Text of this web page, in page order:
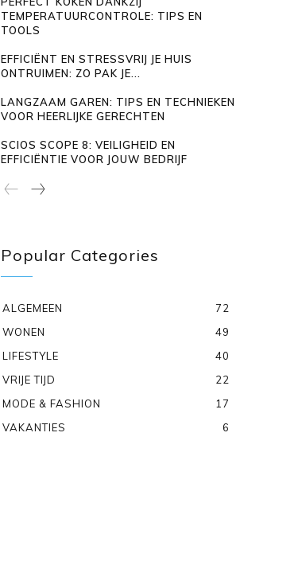
TEMPERATUURCONTROLE: TIPS EN
TOOLS
EFFICIËNT EN STRESSVRIJ JE HUIS
ONTRUIMEN: ZO PAK JE...
LANGZAAM GAREN: TIPS EN TECHNIEKEN
VOOR HEERLIJKE GERECHTEN
SCIOS SCOPE 8: VEILIGHEID EN
EFFICIËNTIE VOOR JOUW BEDRIJF
Popular Categories
ALGEMEEN
72
WONEN
49
LIFESTYLE
40
VRIJE TIJD
22
MODE & FASHION
17
VAKANTIES
6